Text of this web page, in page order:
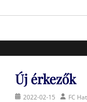
Egyesület a hatvani
Új érkezők
Posted2022-02-15 Author
FC